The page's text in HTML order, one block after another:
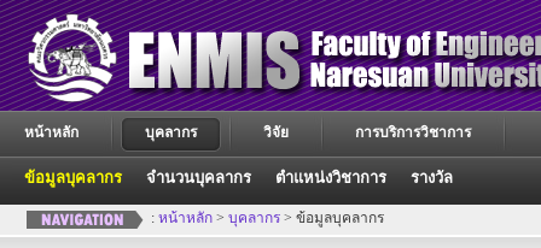
หน้าหลัก บุคลากร
ข้อมูลบุคลากร จำนวนบุคลากร ตำแหน่งวิชาการ รางวัล
วิจัย การบริการวิชาการ
: หน้าหลัก > บุคลากร > ข้อมูลบุคลากร